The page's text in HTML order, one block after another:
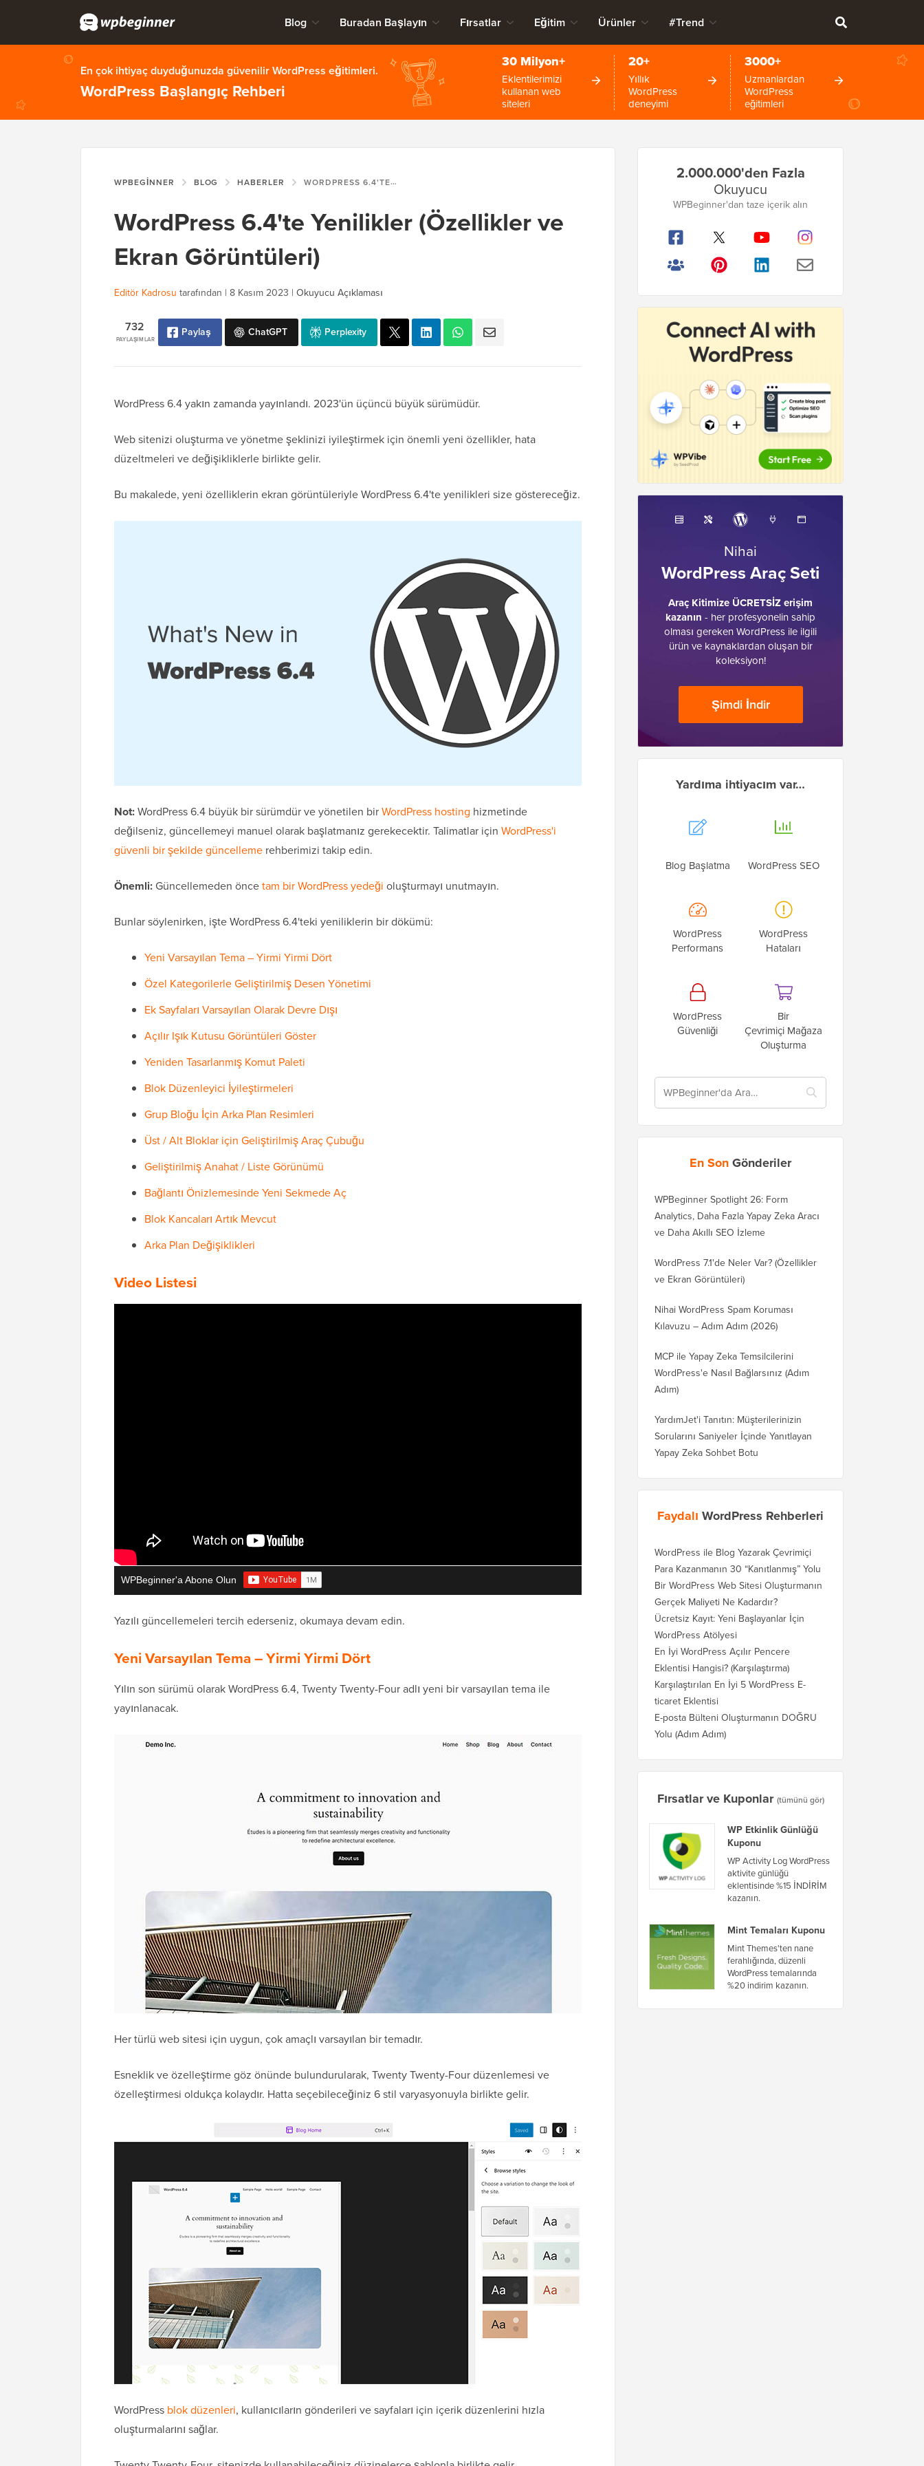
Blog Buradan Başlayın Fırsatlar Eğitim Ürünler #Trend
En çok ihtiyaç duyduğunuzda güvenilir WordPress eğitimleri.
WordPress Başlangıç Rehberi
30 Milyon+
Eklentilerimizi
kullanan web
siteleri
20+
Yıllık
WordPress
deneyimi
3000+
Uzmanlardan
WordPress
eğitimleri
WPBEGINNER BLOG HABERLER WORDPRESS 6.4'TE YENILIKLER (ÖZELLIKLER VE EKRAN GÖRÜNTÜLERI)
WordPress 6.4'te Yenilikler (Özellikler ve
Ekran Görüntüleri)
Editör Kadrosu tarafından | 8 Kasım 2023 | Okuyucu Açıklaması
PAYLAŞIMLAR
732 Paylaş ChatGPT Perplexity
WordPress 6.4 yakın zamanda yayınlandı. 2023'ün üçüncü büyük sürümüdür.
Web sitenizi oluşturma ve yönetme şeklinizi iyileştirmek için önemli yeni özellikler, hata
düzeltmeleri ve değişikliklerle birlikte gelir.
Bu makalede, yeni özelliklerin ekran görüntüleriyle WordPress 6.4'te yenilikleri size göstereceğiz.
Not:WordPress 6.4 büyük bir sürümdür ve yönetilen birWordPress hosting hizmetinde
değilseniz, güncellemeyi manuel olarak başlatmanız gerekecektir. Talimatlar için WordPress'i
güvenli bir şekilde güncelleme rehberimizi takip edin.
Önemli: Güncellemeden öncetam bir WordPress yedeği oluşturmayı unutmayın.
Bunlar söylenirken, işte WordPress 6.4'teki yeniliklerin bir dökümü:
Yeni Varsayılan Tema – Yirmi Yirmi Dört
Özel Kategorilerle Geliştirilmiş Desen Yönetimi
Ek Sayfaları Varsayılan Olarak Devre Dışı
Açılır Işık Kutusu Görüntüleri Göster
Yeniden Tasarlanmış Komut Paleti
Blok Düzenleyici İyileştirmeleri
Grup Bloğu İçin Arka Plan Resimleri
Üst / Alt Bloklar için Geliştirilmiş Araç Çubuğu
Geliştirilmiş Anahat / Liste Görünümü
Bağlantı Önizlemesinde Yeni Sekmede Aç
Blok Kancaları Artık Mevcut
Arka Plan Değişiklikleri
Video Listesi
WPBeginner'a Abone Olun
Yazılı güncellemeleri tercih ederseniz, okumaya devam edin.
Yeni Varsayılan Tema – Yirmi Yirmi Dört
Yılın son sürümü olarak WordPress 6.4, Twenty Twenty-Four adlı yeni bir varsayılan tema ile
yayınlanacak.
Her türlü web sitesi için uygun, çok amaçlı varsayılan bir temadır.
Esneklik ve özelleştirme göz önünde bulundurularak, Twenty Twenty-Four düzenlemesi ve
özelleştirmesi oldukça kolaydır. Hatta seçebileceğiniz 6 stil varyasyonuyla birlikte gelir.
WordPress blok düzenleri, kullanıcıların gönderileri ve sayfaları için içerik düzenlerini hızla
oluşturmalarını sağlar.
Kenar
Çubuğu
2.000.000'den Fazla
Okuyucu
WPBeginner'dan taze içerik alın
Nihai
WordPress Araç Seti
Araç Kitimize ÜCRETSİZ erişim
kazanın - her profesyonelin sahip
olması gereken WordPress ile ilgili
ürün ve kaynaklardan oluşan bir
koleksiyon!
Şimdi İndir
Yardıma ihtiyacım var…
Blog Başlatma WordPress SEO
WordPress
Performans
WordPress
Hataları
WordPress
Güvenliği
Bir
Çevrimiçi Mağaza
Oluşturma
En SonGönderiler
WPBeginner Spotlight 26: Form
Analytics, Daha Fazla Yapay Zeka Aracı
ve Daha Akıllı SEO İzleme
WordPress 7.1'de Neler Var? (Özellikler
ve Ekran Görüntüleri)
Nihai WordPress Spam Koruması
Kılavuzu – Adım Adım (2026)
MCP ile Yapay Zeka Temsilcilerini
WordPress'e Nasıl Bağlarsınız (Adım
Adım)
YardımJet'i Tanıtın: Müşterilerinizin
Sorularını Saniyeler İçinde Yanıtlayan
Yapay Zeka Sohbet Botu
Faydalı WordPress Rehberleri
WordPress ile Blog Yazarak Çevrimiçi
Para Kazanmanın 30 “Kanıtlanmış” Yolu
Bir WordPress Web Sitesi Oluşturmanın
Gerçek Maliyeti Ne Kadardır?
Ücretsiz Kayıt: Yeni Başlayanlar İçin
WordPress Atölyesi
En İyi WordPress Açılır Pencere
Eklentisi Hangisi? (Karşılaştırma)
Karşılaştırılan En İyi 5 WordPress E-
ticaret Eklentisi
E-posta Bülteni Oluşturmanın DOĞRU
Yolu (Adım Adım)
Fırsatlar ve Kuponlar (tümünü gör)
WP Etkinlik Günlüğü
Kuponu
WP Activity Log WordPress
aktivite günlüğü
eklentisinde %15 İNDİRİM
kazanın.
Mint Temaları Kuponu
Mint Themes'ten nane
ferahlığında, düzenli
WordPress temalarında
%20 indirim kazanın.